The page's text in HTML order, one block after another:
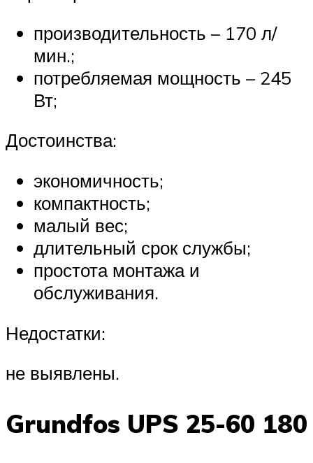
производительность – 170 л/
мин.;
потребляемая мощность – 245
Вт;
Достоинства:
экономичность;
компактность;
малый вес;
длительный срок службы;
простота монтажа и
обслуживания.
Недостатки:
не выявлены.
Grundfos UPS 25-60 180